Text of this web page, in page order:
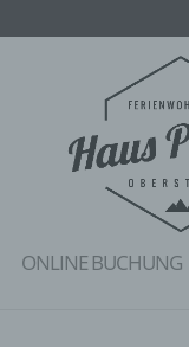
ONLINE BUCHUNG